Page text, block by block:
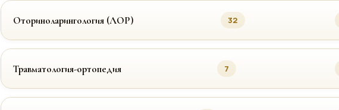
Оториноларингология (ЛОР) 32
Травматология-ортопедия 7